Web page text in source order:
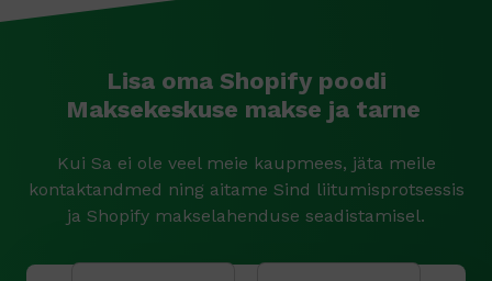
Lisa oma Shopify poodi
Maksekeskuse makse ja tarne
Kui Sa ei ole veel meie kaupmees, jäta meile
kontaktandmed ning aitame Sind liitumisprotsessis
ja Shopify makselahenduse seadistamisel.
R